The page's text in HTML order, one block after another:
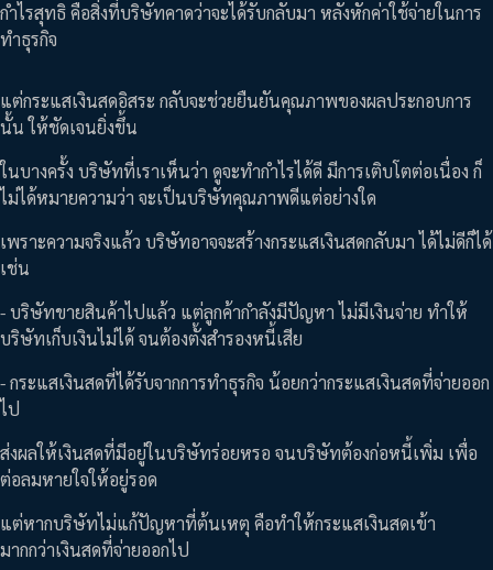
กำไรสุทธิ คือสิ่งที่บริษัทคาดว่าจะได้รับกลับมา หลังหักค่าใช้จ่ายในการ
ทำธุรกิจ
แต่กระแสเงินสดอิสระ กลับจะช่วยยืนยันคุณภาพของผลประกอบการ
นั้น ให้ชัดเจนยิ่งขึ้น
ในบางครั้ง บริษัทที่เราเห็นว่า ดูจะทำกำไรได้ดี มีการเติบโตต่อเนื่อง ก็
ไม่ได้หมายความว่า จะเป็นบริษัทคุณภาพดีแต่อย่างใด
เพราะความจริงแล้ว บริษัทอาจจะสร้างกระแสเงินสดกลับมา ได้ไม่ดีก็ได้
เช่น
- บริษัทขายสินค้าไปแล้ว แต่ลูกค้ากำลังมีปัญหา ไม่มีเงินจ่าย ทำให้
บริษัทเก็บเงินไม่ได้ จนต้องตั้งสำรองหนี้เสีย
- กระแสเงินสดที่ได้รับจากการทำธุรกิจ น้อยกว่ากระแสเงินสดที่จ่ายออก
ไป
ส่งผลให้เงินสดที่มีอยู่ในบริษัทร่อยหรอ จนบริษัทต้องก่อหนี้เพิ่ม เพื่อ
ต่อลมหายใจให้อยู่รอด
แต่หากบริษัทไม่แก้ปัญหาที่ต้นเหตุ คือทำให้กระแสเงินสดเข้า
มากกว่าเงินสดที่จ่ายออกไป